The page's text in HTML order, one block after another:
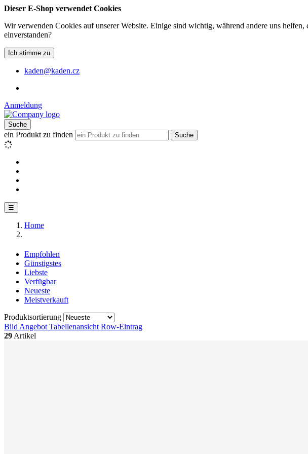
Dieser E-Shop verwendet Cookies
Wir verwenden Cookies auf unserer Website. Einige sind wichtig, während andere uns
einverstanden?
Ich stimme zu
kaden@kaden.cz
Anmeldung
Suche
ein Produkt zu finden Suche
☰
Home
Empfohlen
Günstigstes
Liebste
Verfügbar
Neueste
Meistverkauft
Produktsortierung
Bild Angebot TabellenansichtRow-Eintrag
29Artikel